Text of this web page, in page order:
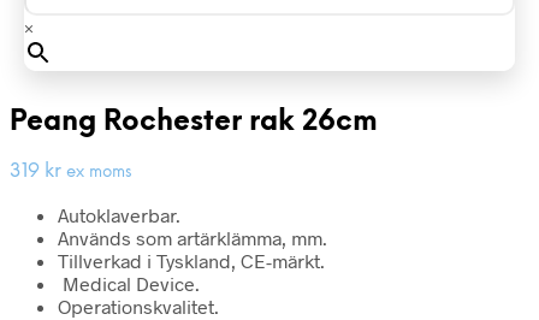
×
Peang Rochester rak 26cm
319 kr ex moms
Autoklaverbar.
Används som artärklämma, mm.
Tillverkad i Tyskland, CE-märkt.
Medical Device.
Operationskvalitet.